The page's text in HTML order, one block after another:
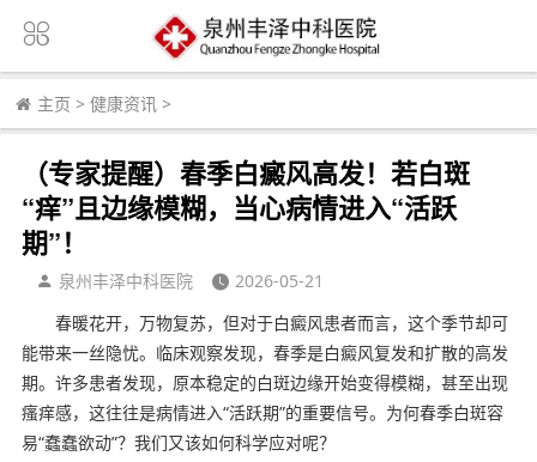
主页 > 健康资讯 >
（专家提醒）春季白癜风高发！若白斑
“痒”且边缘模糊，当心病情进入“活跃
期”！
泉州丰泽中科医院
2026-05-21
春暖花开，万物复苏，但对于白癜风患者而言，这个季节却可
能带来一丝隐忧。临床观察发现，春季是白癜风复发和扩散的高发
期。许多患者发现，原本稳定的白斑边缘开始变得模糊，甚至出现
瘙痒感，这往往是病情进入“活跃期”的重要信号。为何春季白斑容
易“蠢蠢欲动”？我们又该如何科学应对呢？